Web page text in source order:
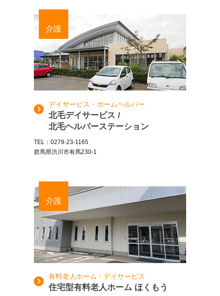
介護
デイサービス・ホームヘルパー
北毛デイサービス /
北毛ヘルパーステーション
TEL：0279-23-1165
群馬県渋川市有馬230-1
介護
有料老人ホーム・デイサービス
住宅型有料老人ホーム ほくもう